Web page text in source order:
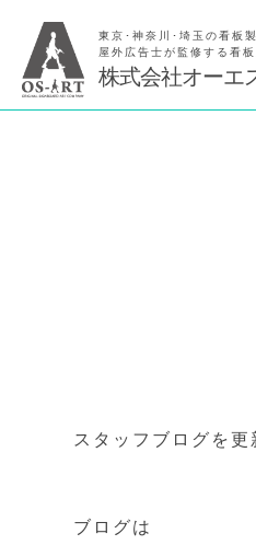
東京･神奈川･埼玉の看板
屋外広告士が監修する看板
株式会社オーエ
スタッフブログを更
ブログは